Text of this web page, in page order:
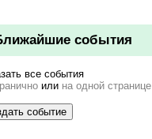
события
все события
или на одной странице